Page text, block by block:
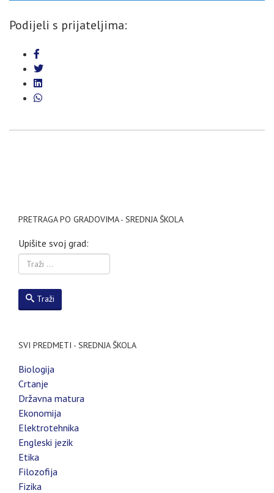
Podijeli s prijateljima:
PRETRAGA PO GRADOVIMA - SREDNJA ŠKOLA
Upišite svoj grad:
Traži
SVI PREDMETI - SREDNJA ŠKOLA
Biologija
Crtanje
Državna matura
Ekonomija
Elektrotehnika
Engleski jezik
Etika
Filozofija
Fizika